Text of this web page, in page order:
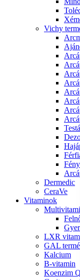
Vichy
Dermedic
CeraVe
Vitaminok
LXR
GAL
Kalcium
B-vitamin
Koenzim